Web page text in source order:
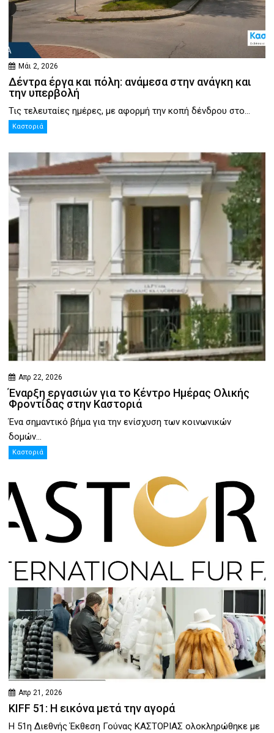
Μάι 2, 2026
Δέντρα έργα και πόλη: ανάμεσα στην ανάγκη και
την υπερβολή
Τις τελευταίες ημέρες, με αφορμή την κοπή δένδρου στο...
Καστοριά
Απρ 22, 2026
Έναρξη εργασιών για το Κέντρο Ημέρας Ολικής
Φροντίδας στην Καστοριά
Ένα σημαντικό βήμα για την ενίσχυση των κοινωνικών
δομών...
Καστοριά
Απρ 21, 2026
KIFF 51: Η εικόνα μετά την αγορά
Η 51η Διεθνής Έκθεση Γούνας ΚΑΣΤΟΡΙΑΣ ολοκληρώθηκε με